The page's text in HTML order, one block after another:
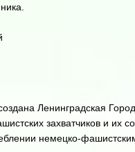
Ленинградская
захватчиков и их
немецко-